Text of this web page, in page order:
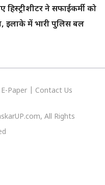
हिस्ट्रीशीटर ने सफाईकर्मी को
इलाके में भारी पुलिस बल
E-Paper Contact Us
All Rights